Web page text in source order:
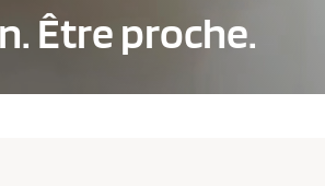
Être proche.